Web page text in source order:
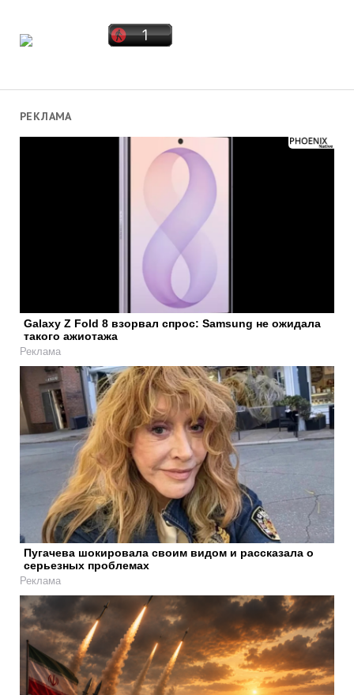
РЕКЛАМА
Galaxy Z Fold 8 взорвал спрос: Samsung не ожидала
такого ажиотажа
Реклама
Пугачева шокировала своим видом и рассказала о
серьезных проблемах
Реклама